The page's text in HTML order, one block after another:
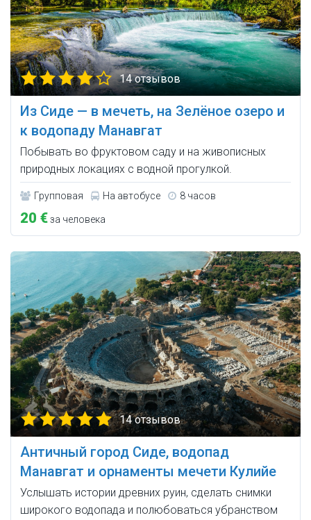
14 отзывов
Из Сиде — в мечеть, на Зелёное озеро и
к водопаду Манавгат
Побывать во фруктовом саду и на живописных
природных локациях c водной прогулкой.
Групповая На автобусе 8 часов
20 €за человека
14 отзывов
Античный город Сиде, водопад
Манавгат и орнаменты мечети Кулийе
Услышать истории древних руин, сделать снимки
широкого водопада и полюбоваться убранством